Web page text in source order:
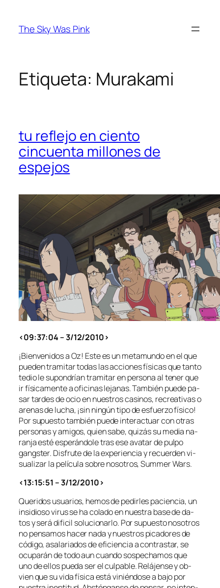
contenido
The Sky Was Pink
Etiqueta: Murakami
tu reflejo en ciento
cincuenta millones de
espejos
<09:37:04 – 3/12/2010>
¡Bienvenidos a Oz! Este es un me­ta­mun­do en el que
pue­den tra­mi­tar to­das las ac­cio­nes fí­si­cas que tan­to
te­dio le su­pon­drían tra­mi­tar en per­so­na al te­ner que
ir fí­si­ca­men­te a ofi­ci­nas le­ja­nas. También pue­de pa­
sar tar­des de ocio en nues­tros ca­si­nos, re­crea­ti­vas o
are­nas de lu­cha, ¡sin nin­gún ti­po de es­fuer­zo fí­si­co!
Por su­pues­to tam­bién pue­de in­ter­ac­tuar con otras
per­so­nas y ami­gos, quien sa­be, qui­zás su me­dia na­
ran­ja es­té es­pe­rán­do­le tras ese ava­tar de pul­po
gangs­ter. Disfrute de la ex­pe­rien­cia y re­cuer­den vi­
sua­li­zar la pe­lí­cu­la so­bre no­so­tros, Summer Wars.
<13:15:51 – 3/12/2010>
Queridos usua­rios, he­mos de pe­dir­les pa­cien­cia, un
in­si­dio­so vi­rus se ha co­la­do en nues­tra ba­se de da­
tos y se­rá di­fi­cil so­lu­cio­nar­lo. Por su­pues­to no­so­tros
no pen­sa­mos ha­cer na­da y nues­tros pi­ca­do­res de
có­di­go, asa­la­ria­dos de efi­cien­cia a con­tras­tar, se
ocu­pa­rán de to­do aun cuan­do sos­pe­cha­mos que
uno de ellos pue­da ser el cul­pa­ble. Relájense y ob­
vien que su vi­da fí­si­ca es­tá vi­nién­do­se a ba­jo por